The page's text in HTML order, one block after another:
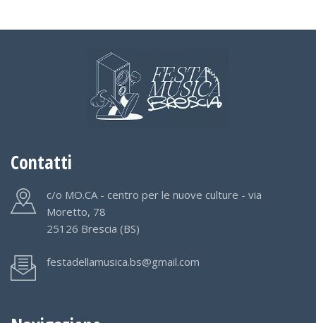
Contatti
c/o MO.CA - centro per le nuove culture - via
Moretto, 78
25126 Brescia (BS)
festadellamusica.bs@gmail.com